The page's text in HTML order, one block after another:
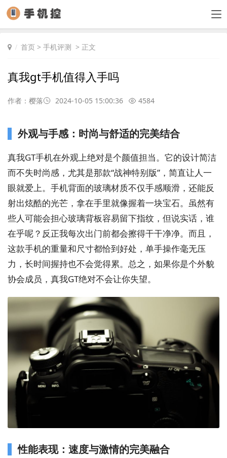
首页 > 手机评测 > 正文
真我gt手机值得入手吗
作者：樱落 2024-10-05 15:00:36 4584
外观与手感：时尚与舒适的完美结合
真我GT手机在外观上绝对是个颜值担当。它的设计简洁
而不失时尚感，尤其是那款“战神特别版”，简直让人一
眼就爱上。手机背面的玻璃材质不仅手感顺滑，还能反
射出炫酷的光芒，拿在手里就像握着一块宝石。虽然有
些人可能会担心玻璃背板容易留下指纹，但说实话，谁
在乎呢？反正我每次出门前都会擦得干干净净。而且，
这款手机的重量和尺寸都恰到好处，单手操作毫无压
力，长时间握持也不会觉得累。总之，如果你是个外貌
协会成员，真我GT绝对不会让你失望。
性能表现：速度与激情的完美融合